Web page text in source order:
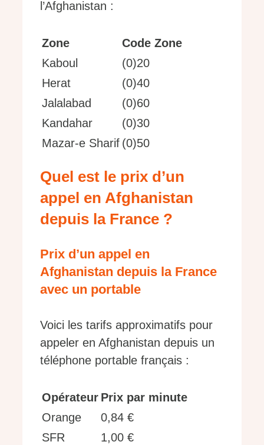
l’Afghanistan :
Zone
Code Zone
Kaboul
(0)20
Herat
(0)40
Jalalabad
(0)60
Kandahar
(0)30
Mazar-e Sharif (0)50
Quel est le prix d’un
appel en Afghanistan
depuis la France ?
Prix d’un appel en
Afghanistan depuis la France
avec un portable
Voici les tarifs approximatifs pour
appeler en Afghanistan depuis un
téléphone portable français :
Opérateur Prix par minute
Orange
0,84 €
SFR
1,00 €